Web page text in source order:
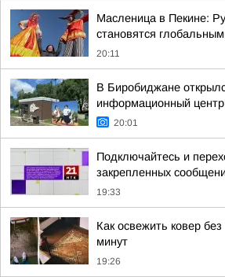
Масленица в Пекине:
становятся
20:11
В Биробиджане
информационный
20:01
Подключайтесь и
закрепленных
19:33
Как освежить ковер
минут
19:26